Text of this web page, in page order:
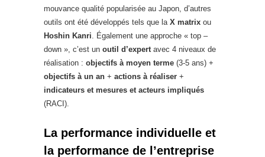
mouvance qualité popularisée au Japon, d’autres
outils ont été développés tels que la X matrix ou
Hoshin Kanri. Également une approche « top –
down », c’est un outil d’expertavec 4 niveaux de
réalisation : objectifs à moyen terme (3-5 ans) +
objectifs à un an + actions à réaliser +
indicateurs et mesures et acteurs impliqués
(RACI).
La performance individuelle et
la performance de l’entreprise